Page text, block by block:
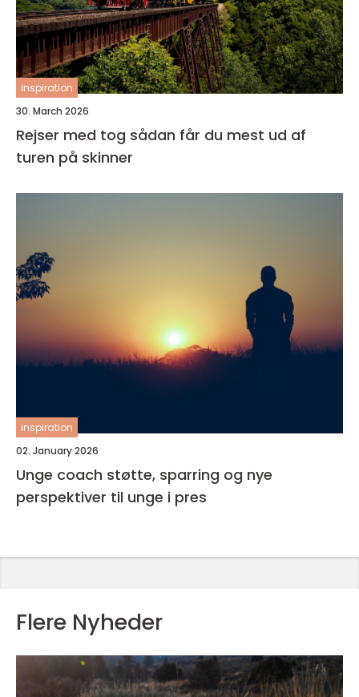
inspiration
30. March 2026
Rejser med tog sådan får du mest ud af
turen på skinner
inspiration
02. January 2026
Unge coach støtte, sparring og nye
perspektiver til unge i pres
Flere Nyheder